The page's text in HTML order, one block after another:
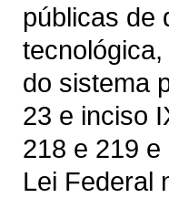
públicas de
do sistema
23 e inciso
218 e 219
Lei Federal